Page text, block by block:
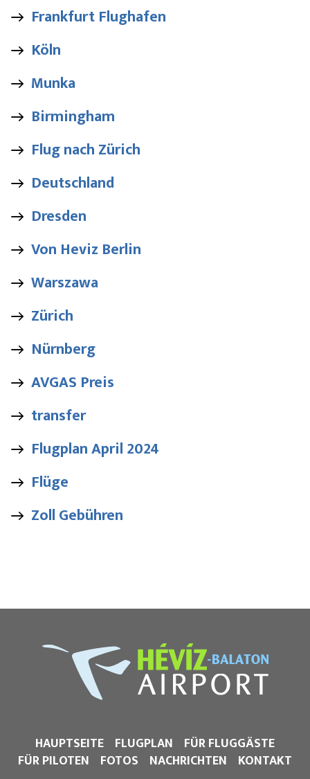
Frankfurt Flughafen
Köln
Munka
Birmingham
Flug nach Zürich
Deutschland
Dresden
Von Heviz Berlin
Warszawa
Zürich
Nürnberg
AVGAS Preis
transfer
Flugplan April 2024
Flüge
Zoll Gebühren
HAUPTSEITE FLUGPLAN FÜR FLUGGÄSTE
FÜR PILOTEN FOTOS NACHRICHTEN KONTAKT